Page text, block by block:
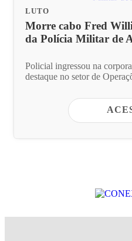
LUTO
Morre cabo Fred
da Polícia Militar de
Policial ingressou na
destaque no setor de